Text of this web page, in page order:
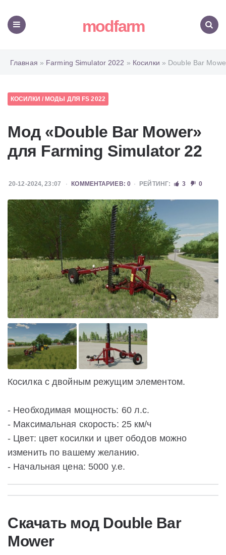
modfarm
Главная » Farming Simulator 2022 » Косилки » Double Bar
КОСИЛКИ / МОДЫ ДЛЯ FS 2022
Мод «Double Bar Mower»
для Farming Simulator 22
20-12-2024, 23:07 КОММЕНТАРИЕВ: 0 РЕЙТИНГ: 3 0
Косилка с двойным режущим элементом.
- Необходимая мощность: 60 л.с.
- Максимальная скорость: 25 км/ч
- Цвет: цвет косилки и цвет ободов можно
изменить по вашему желанию.
- Начальная цена: 5000 у.е.
Скачать мод Double Bar
Mower